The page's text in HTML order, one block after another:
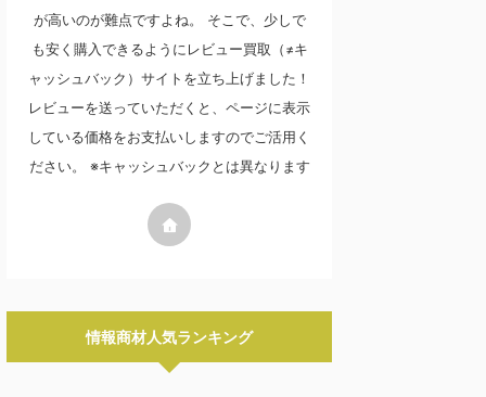
が高いのが難点ですよね。 そこで、少しで
も安く購入できるようにレビュー買取（≠キ
ャッシュバック）サイトを立ち上げました！
レビューを送っていただくと、ページに表示
している価格をお支払いしますのでご活用く
ださい。 ※キャッシュバックとは異なります
情報商材人気ランキング